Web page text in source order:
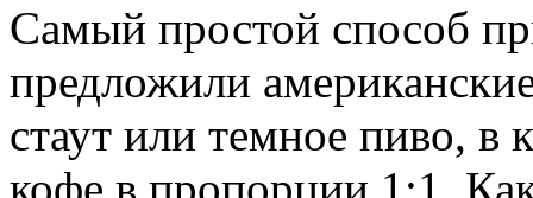
Самый простой способ
предложили
стаут или темное пиво, в
кофе в пропорции 1:1.